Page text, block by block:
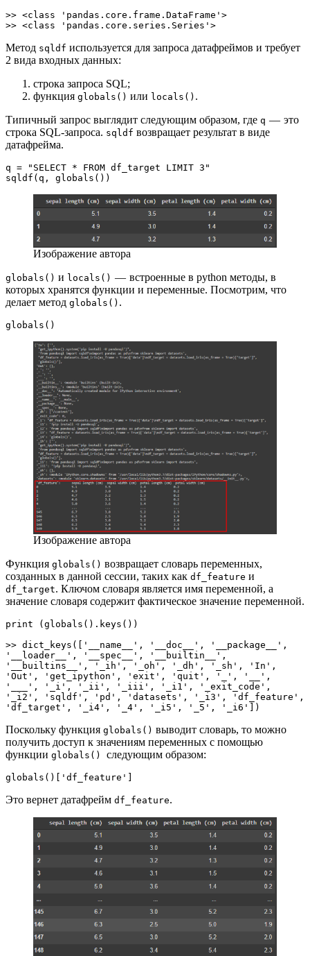
>> <class 'pandas.core.frame.DataFrame'>
>> <class 'pandas.core.series.Series'>
Метод sqldf используется для запроса датафреймов и требует
2 вида входных данных:
строка запроса SQL;
функция globals() или locals() .
Типичный запрос выглядит следующим образом, где q — это
строка SQL-запроса. sqldf возвращает результат в виде
датафрейма.
q = "SELECT * FROM df_target LIMIT 3"
sqldf(q, globals())
Изображение автора
globals() и locals() — встроенные в python методы, в
которых хранятся функции и переменные. Посмотрим, что
делает метод globals() .
globals()
Изображение автора
Функция globals() возвращает словарь переменных,
созданных в данной сессии, таких как df_feature и
df_target. Ключом словаря является имя переменной, а
значение словаря содержит фактическое значение переменной.
print (globals().keys())
>> dict_keys(['__name__', '__doc__', '__package__',
'__loader__', '__spec__', '__builtin__',
'__builtins__', '_ih', '_oh', '_dh', '_sh', 'In',
'Out', 'get_ipython', 'exit', 'quit', '_', '__',
'___', '_i', '_ii', '_iii', '_i1', '_exit_code',
'_i2', 'sqldf', 'pd', 'datasets', '_i3', 'df_feature',
'df_target', '_i4', '_4', '_i5', '_5', '_i6'])
Поскольку функция globals() выводит словарь, то можно
получить доступ к значениям переменных с помощью
функции globals() следующим образом:
globals()['df_feature']
Это вернет датафрейм df_feature.